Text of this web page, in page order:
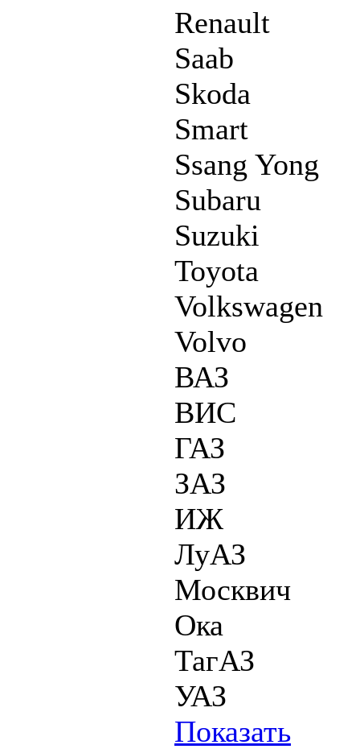
Renault
Saab
Skoda
Smart
Ssang Yong
Subaru
Suzuki
Toyota
Volkswagen
Volvo
ВАЗ
ВИС
ГАЗ
ЗАЗ
ИЖ
ЛуАЗ
Москвич
Ока
ТагАЗ
УАЗ
Показать